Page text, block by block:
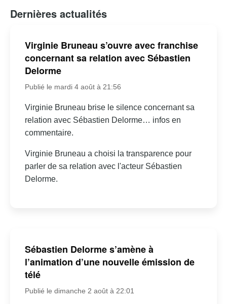
Dernières actualités
Virginie Bruneau s’ouvre avec franchise
concernant sa relation avec Sébastien
Delorme
Publié le mardi 4 août à 21:56
Virginie Bruneau brise le silence concernant sa
relation avec Sébastien Delorme… infos en
commentaire.
Virginie Bruneau a choisi la transparence pour
parler de sa relation avec l'acteur Sébastien
Delorme.
Sébastien Delorme s’amène à
l’animation d’une nouvelle émission de
télé
Publié le dimanche 2 août à 22:01